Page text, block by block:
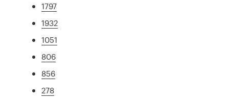
1797
1932
1051
806
856
278